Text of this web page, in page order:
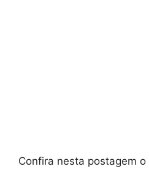
Confira nesta postagem o